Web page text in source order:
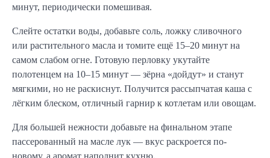
минут, периодически помешивая.
Слейте остатки воды, добавьте соль, ложку сливочного
или растительного масла и томите ещё 15–20 минут на
самом слабом огне. Готовую перловку укутайте
полотенцем на 10–15 минут — зёрна «дойдут» и станут
мягкими, но не раскиснут. Получится рассыпчатая каша с
лёгким блеском, отличный гарнир к котлетам или овощам.
Для большей нежности добавьте на финальном этапе
пассерованный на масле лук — вкус раскроется по-
новому, а аромат наполнит кухню.